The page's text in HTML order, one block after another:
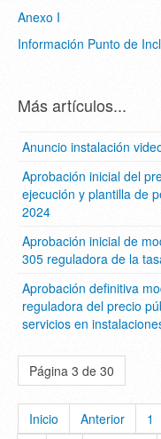
Anexo I
Información Punto de
Más artículos...
Anuncio instalación
Aprobación inicial del
ejecución y plantilla de
2024
Aprobación inicial de
305 reguladora de la
Aprobación definitiva
reguladora del precio
servicios en
Página 3 de 30
Inicio Anterior 1